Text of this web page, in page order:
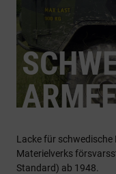
ARMEE
Lacke für
Materielverks
Standard) ab 1948.